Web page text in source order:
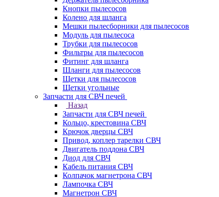
Кнопки пылесосов
Колено для шланга
Мешки пылесборники для пылесосов
Модуль для пылесоса
Трубки для пылесосов
Фильтры для пылесосов
Фитинг для шланга
Шланги для пылесосов
Щетки для пылесосов
Щетки угольные
Запчасти для СВЧ печей
Назад
Запчасти для СВЧ печей
Кольцо, крестовина СВЧ
Крючок дверцы СВЧ
Привод, коплер тарелки СВЧ
Двигатель поддона СВЧ
Диод для СВЧ
Кабель питания СВЧ
Колпачок магнетрона СВЧ
Лампочка СВЧ
Магнетрон СВЧ